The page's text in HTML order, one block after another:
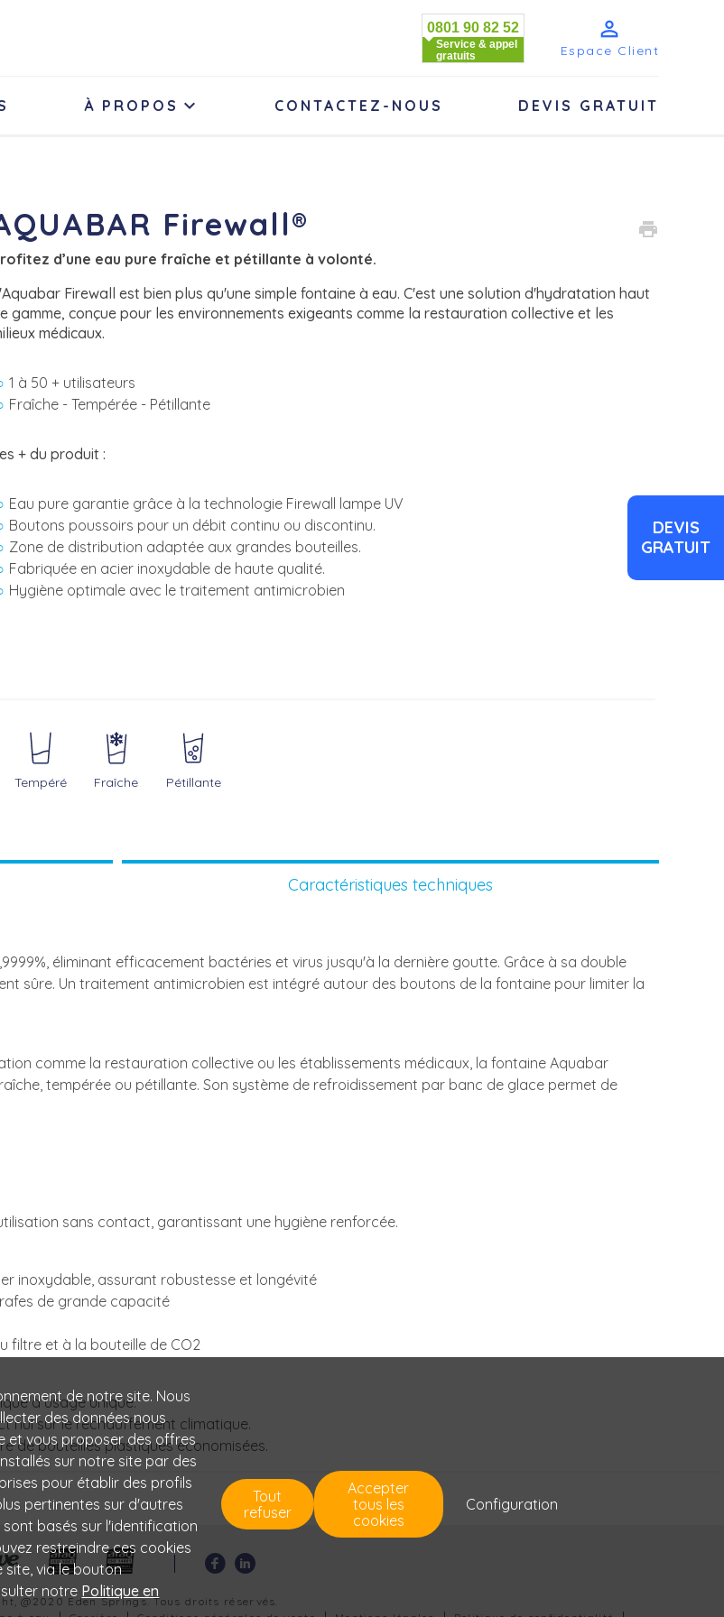
0801 90 82 52
Service & appel
gratuits

Espace Client
À PROPOS  CONTACTEZ-NOUS DEVIS GRATUIT
DEVIS
GRATUIT
Firewall® print
d’une eau pure fraîche et pétillante à volonté.
Firewall est bien plus qu'une simple fontaine à eau. C'est une solution d'hydratation haut
gamme, conçue pour les environnements exigeants comme la restauration collective et les
médicaux.
1 à 50 + utilisateurs
Fraîche - Tempérée - Pétillante
+ du produit :
Eau pure garantie grâce à la technologie Firewall lampe UV
Boutons poussoirs pour un débit continu ou discontinu.
Zone de distribution adaptée aux grandes bouteilles.
Fabriquée en acier inoxydable de haute qualité.
Hygiène optimale avec le traitement antimicrobien
Tempéré Fraîche Pétillante
Caractéristiques techniques
éliminant efficacement bactéries et virus jusqu'à la dernière goutte. Grâce à sa double
sûre. Un traitement antimicrobien est intégré autour des boutons de la fontaine pour limiter la
comme la restauration collective ou les établissements médicaux, la fontaine Aquabar
tempérée ou pétillante. Son système de refroidissement par banc de glace permet de
sans contact, garantissant une hygiène renforcée.
inoxydable, assurant robustesse et longévité
de grande capacité
filtre et à la bouteille de CO2
à usage unique.
nul sur le réchauffement climatique.
de bouteilles plastiques économisées.
@2020 Eden Springs. Tous droits réservés.
de notre site. Nous
des données nous
et vous proposer des offres
sur notre site par des
pour établir des profils
pertinentes sur d'autres
basés sur l'identification
restreindre ces cookies
via le bouton
notre Politique en
Tout
refuser
Accepter
tous les
cookies
Configuration